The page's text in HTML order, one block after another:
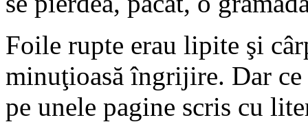
Foile rupte erau lipite şi
minuţioasă îngrijire. Dar
pe unele pagine scris cu